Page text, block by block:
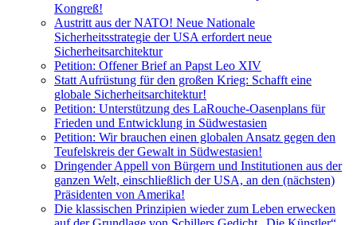
Kongreß!
Austritt aus der NATO! Neue Nationale
Sicherheitsstrategie der USA erfordert neue
Sicherheitsarchitektur
Petition: Offener Brief an Papst Leo XIV
Statt Aufrüstung für den großen Krieg: Schafft eine
globale Sicherheitsarchitektur!
Petition: Unterstützung des LaRouche-Oasenplans für
Frieden und Entwicklung in Südwestasien
Petition: Wir brauchen einen globalen Ansatz gegen den
Teufelskreis der Gewalt in Südwestasien!
Dringender Appell von Bürgern und Institutionen aus der
ganzen Welt, einschließlich der USA, an den (nächsten)
Präsidenten von Amerika!
Die klassischen Prinzipien wieder zum Leben erwecken